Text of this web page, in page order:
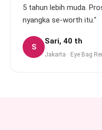
5 tahun lebih muda.
nyangka se-worth itu."
S
Sari, 40 th
Jakarta · Eye Bag